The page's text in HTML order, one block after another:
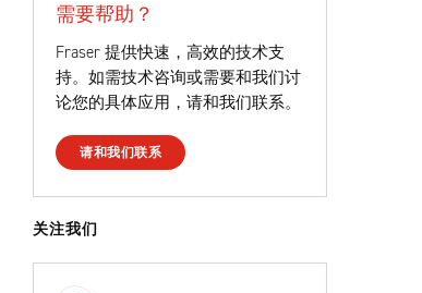
需要帮助？
Fraser 提供快速，高效的技术支
持。如需技术咨询或需要和我们讨
论您的具体应用，请和我们联系。
请和我们联系
关注我们